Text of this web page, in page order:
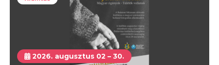
2026. augusztus 02 – 30.